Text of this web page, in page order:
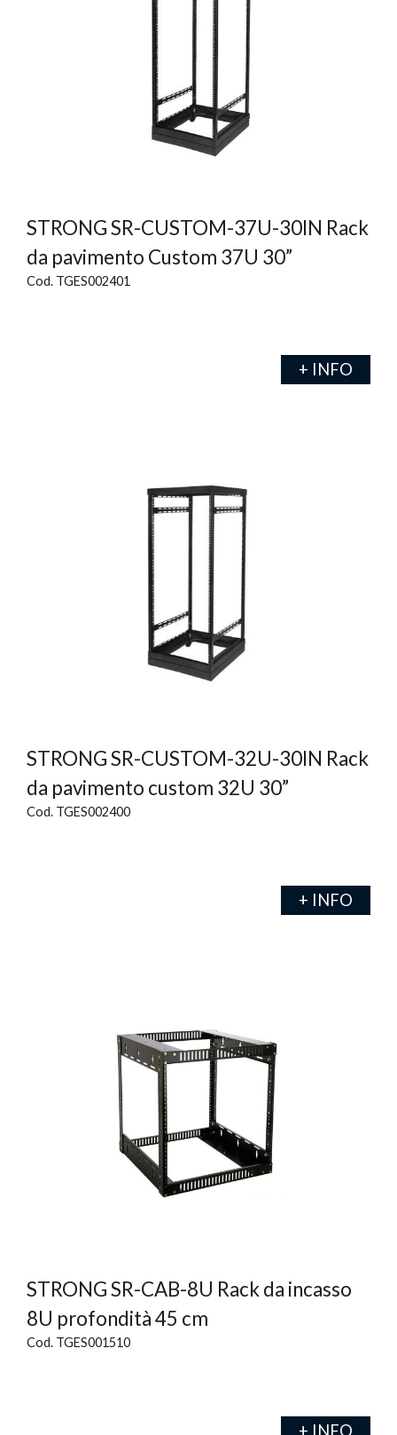
STRONG SR-CUSTOM-37U-30IN Rack
da pavimento Custom 37U 30”
Cod. TGES002401
+ INFO
STRONG SR-CUSTOM-32U-30IN Rack
da pavimento custom 32U 30”
Cod. TGES002400
+ INFO
STRONG SR-CAB-8U Rack da incasso
8U profondità 45 cm
Cod. TGES001510
+ INFO